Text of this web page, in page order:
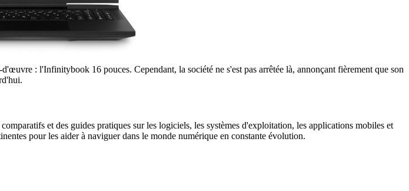
: l'Infinitybook 16 pouces. Cependant, la société ne s'est pas arrêtée là, annonçant fièrement que son
et des guides pratiques sur les logiciels, les systèmes d'exploitation, les applications mobiles et
pour les aider à naviguer dans le monde numérique en constante évolution.